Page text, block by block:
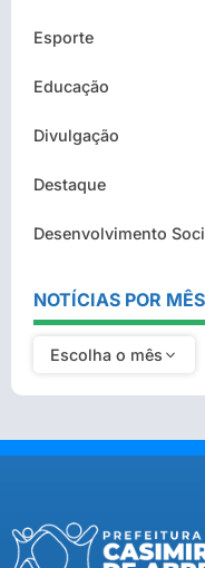
Esporte
Educação
Divulgação
Destaque
Desenvolvimento
NOTÍCIAS POR MÊS
Escolha o mês